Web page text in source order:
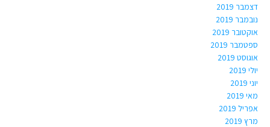
דצמבר 2019
נובמבר 2019
אוקטובר 2019
ספטמבר 2019
אוגוסט 2019
יולי 2019
יוני 2019
מאי 2019
אפריל 2019
מרץ 2019